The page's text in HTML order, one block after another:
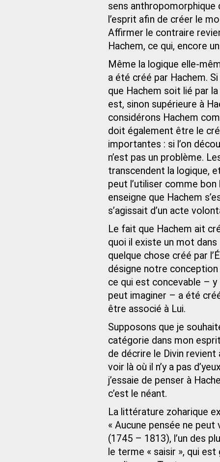
sens
l’esprit afin de créer le
Affirmer le contraire
Hachem, ce qui, encore
Même la logique elle-
a été créé par Hachem.
que Hachem soit lié par
est, sinon supérieure à
considérons Hachem
doit également être le
importantes : si l’on
n’est pas un problème.
transcendent la logique,
peut l’utiliser comme bon
enseigne que Hachem
s’agissait d’un acte
Le fait que Hachem ait
quoi il existe un mot
quelque chose créé par
désigne notre
ce qui est concevable –
peut imaginer – a été
être associé à Lui.
Supposons que je
catégorie dans mon
de décrire le Divin revient
voir là où il n’y a pas
j’essaie de penser à
c’est le néant.
La littérature zoharique
« Aucune pensée ne peut
(1745 – 1813), l’un des
le terme « saisir », qui